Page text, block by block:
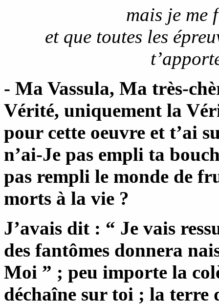
mais je me
et que toutes les
- Ma Vassula, Ma très-
Vérité, uniquement la
pour cette oeuvre et t’ai
n’ai-Je pas empli ta
pas rempli le monde de
morts à la vie ?
J’avais dit : “ Je vais
des fantômes donnera
Moi ” ; peu importe la
déchaîne sur toi ; la terre